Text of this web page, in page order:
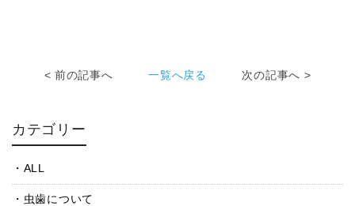
< 前の記事へ 一覧へ戻る 次の記事へ >
カテゴリー
ALL
虫歯について